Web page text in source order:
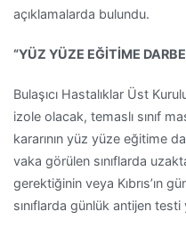
açıklamalarda bulundu.
“YÜZ YÜZE EĞİTİME
Bulaşıcı Hastalıklar Üst
izole olacak, temaslı sınıf
kararının yüz yüze eğitime
vaka görülen sınıflarda
gerektiğinin veya Kıbrıs’ın
sınıflarda günlük antijen